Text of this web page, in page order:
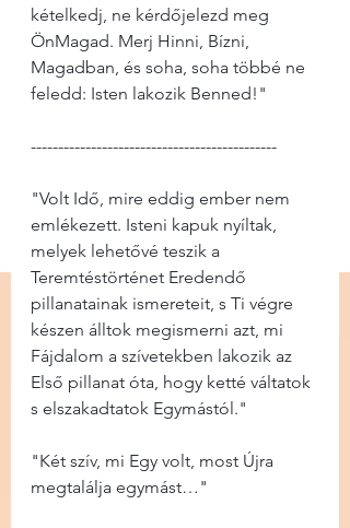
kételkedj, ne kérdőjelezd meg
ÖnMagad. Merj Hinni, Bízni,
Magadban, és soha, soha többé ne
feledd: Isten lakozik Benned!"
---------------------------------------------
"Volt Idő, mire eddig ember nem
emlékezett. Isteni kapuk nyíltak,
melyek lehetővé teszik a
Teremtéstörténet Eredendő
pillanatainak ismereteit, s Ti végre
készen álltok megismerni azt, mi
Fájdalom a szívetekben lakozik az
Első pillanat óta, hogy ketté váltatok
s elszakadtatok Egymástól."
"Két szív, mi Egy volt, most Újra
megtalálja egymást…"